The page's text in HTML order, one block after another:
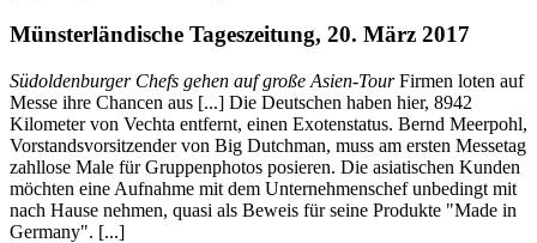
Münsterländische Tageszeitung, 20. März 2017
Südoldenburger Chefs gehen auf große Asien-TourFirmen loten auf
Messe ihre Chancen aus [...] Die Deutschen haben hier, 8942
Kilometer von Vechta entfernt, einen Exotenstatus. Bernd Meerpohl,
Vorstandsvorsitzender von Big Dutchman, muss am ersten Messetag
zahllose Male für Gruppenphotos posieren. Die asiatischen Kunden
möchten eine Aufnahme mit dem Unternehmenschef unbedingt mit
nach Hause nehmen, quasi als Beweis für seine Produkte "Made in
Germany". [...]